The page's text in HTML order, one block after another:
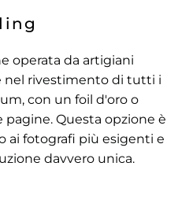
operata da artigiani
nel rivestimento di tutti i
con un foil d'oro o
Questa opzione è
ai fotografi più esigenti e
davvero unica.